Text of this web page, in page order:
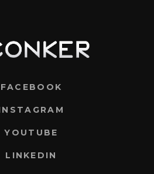
FACEBOOK
YOUTUBE
LINKEDIN